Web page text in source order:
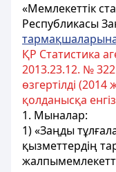
«Мемлекеттік
Республикасы
ҚР Статистика
2013.23.12. № 322
өзгертілді
қолданысқа
1. Мыналар:
1) «Заңды
қызметтердің